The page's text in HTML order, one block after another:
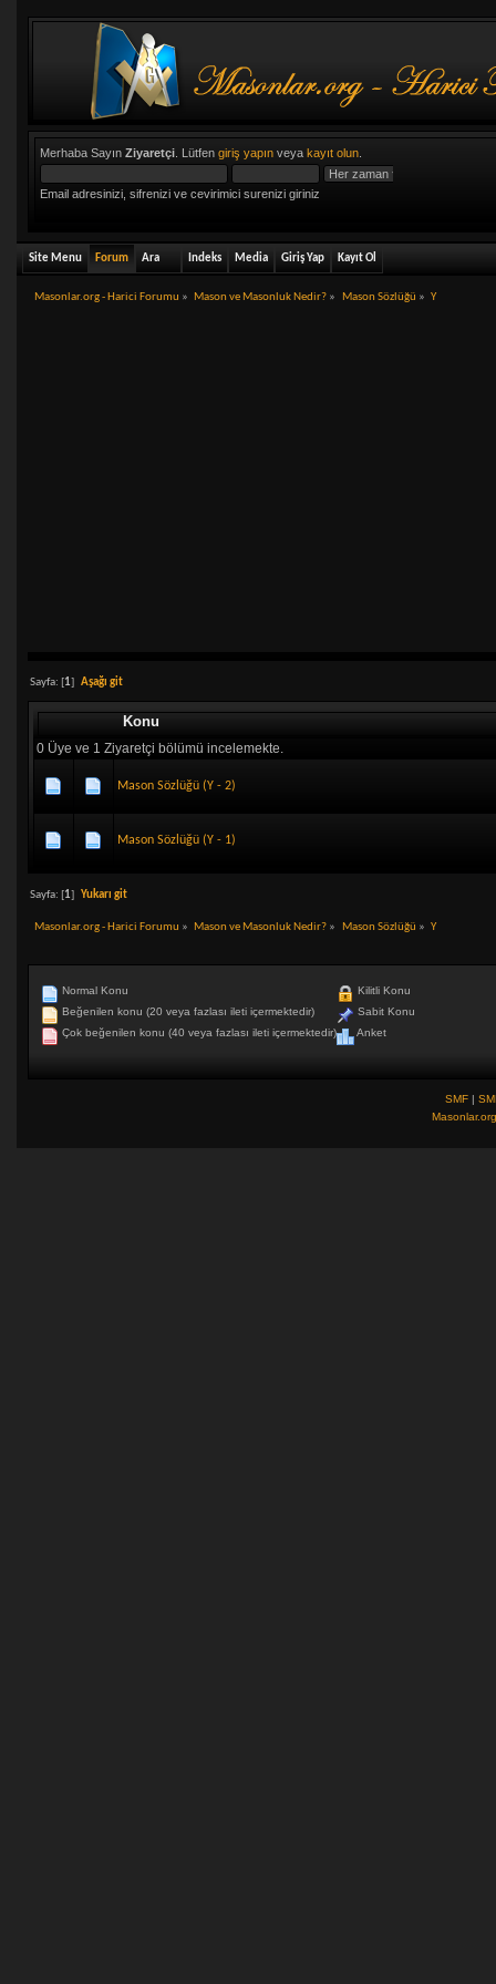
Merhaba Sayın Ziyaretçi. Lütfen giriş yapınveya kayıt olun.
Email adresinizi, sifrenizi ve cevirimici surenizi giriniz
Site Menu Forum Ara Indeks Media Giriş Yap Kayıt Ol
Masonlar.org - Harici Forumu » Mason ve Masonluk Nedir? » Mason Sözlüğü » Y
Sayfa: [1] Aşağı git
Konu
0 Üye ve 1 Ziyaretçi bölümü incelemekte.
Mason Sözlüğü (Y - 2)
Mason Sözlüğü (Y - 1)
Sayfa: [1] Yukarı git
Masonlar.org - Harici Forumu » Mason ve Masonluk Nedir? » Mason Sözlüğü » Y
Normal Konu
Beğenilen konu (20 veya fazlası ileti içermektedir)
Çok beğenilen konu (40 veya fazlası ileti içermektedir)
Kilitli Konu
Sabit Konu
Anket
SMF |
Masonlar.org